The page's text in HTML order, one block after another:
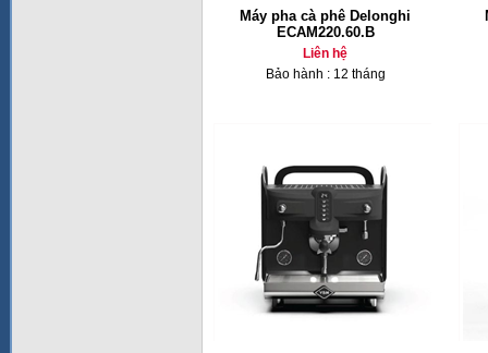
Máy pha cà phê Delonghi
ECAM220.60.B
Liên hệ
Bảo hành : 12 tháng